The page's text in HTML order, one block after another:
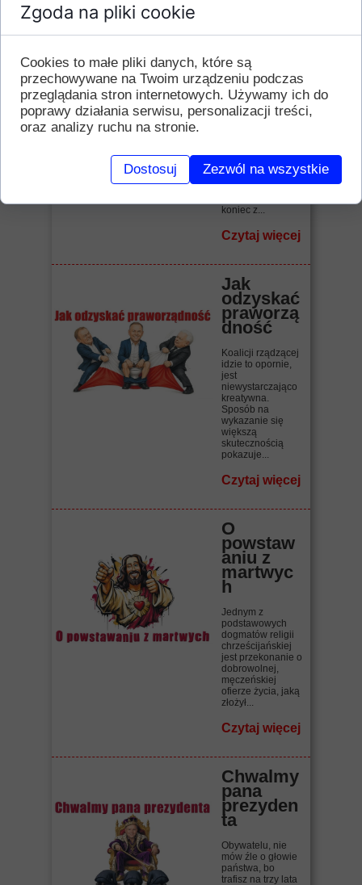
"Raj
ameryka
ński" bis
Biadolenie,
kwękanie.
Benzyna droga!
Wszystko drogie!
Inflacja! Jak żyć,
koniec z...
Czytaj więcej
Jak
odzyskać
praworzą
dność
Koalicji rządzącej
idzie to opornie,
jest
niewystarczająco
kreatywna.
Sposób na
wykazanie się
większą
skutecznością
pokazuje...
Czytaj więcej
O
powstaw
aniu z
martwyc
h
Jednym z
podstawowych
dogmatów religii
chrześcijańskiej
jest przekonanie o
dobrowolnej,
męczeńskiej
ofierze życia, jaką
złożył...
Czytaj więcej
Chwalmy
pana
prezyden
ta
Obywatelu, nie
mów źle o głowie
państwa, bo
trafisz na trzy lata
Zgoda na pliki cookie
Cookies to małe pliki danych, które są
przechowywane na Twoim urządzeniu podczas
przeglądania stron internetowych. Używamy ich do
poprawy działania serwisu, personalizacji treści,
oraz analizy ruchu na stronie.
Dostosuj Zezwól na wszystkie